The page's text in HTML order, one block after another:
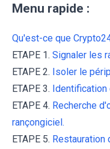
Menu rapide :
Qu'est-ce que
ETAPE 1. Signaler les
ETAPE 2. Isoler le
ETAPE 3. Identification
ETAPE 4. Recherche
rançongiciel.
ETAPE 5. Restauration